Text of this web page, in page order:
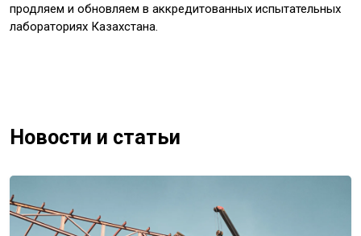
продляем и обновляем в аккредитованных испытательных
лабораториях Казахстана.
Новости и статьи